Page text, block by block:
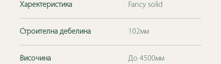
Харектеристика Fancy solid
Строителна дебелина 102мм
Височина До 4500мм